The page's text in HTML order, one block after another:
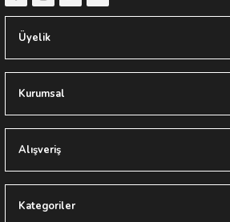
Üyelik
Kurumsal
Alışveriş
Kategoriler